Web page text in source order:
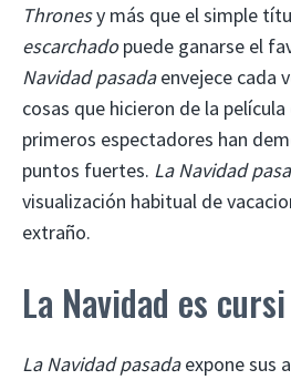
Thronesy más que el simple
escarchadopuede ganarse el
Navidad pasadaenvejece cada
cosas que hicieron de la
primeros espectadores han
puntos fuertes. La Navidad
visualización habitual de
extraño.
La Navidad es cursi
La Navidad pasadaexpone sus